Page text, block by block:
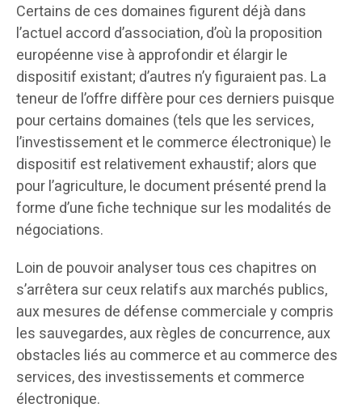
Certains de ces domaines figurent déjà dans
l’actuel accord d’association, d’où la proposition
européenne vise à approfondir et élargir le
dispositif existant; d’autres n’y figuraient pas. La
teneur de l’offre diffère pour ces derniers puisque
pour certains domaines (tels que les services,
l’investissement et le commerce électronique) le
dispositif est relativement exhaustif; alors que
pour l’agriculture, le document présenté prend la
forme d’une fiche technique sur les modalités de
négociations.
Loin de pouvoir analyser tous ces chapitres on
s’arrêtera sur ceux relatifs aux marchés publics,
aux mesures de défense commerciale y compris
les sauvegardes, aux règles de concurrence, aux
obstacles liés au commerce et au commerce des
services, des investissements et commerce
électronique.